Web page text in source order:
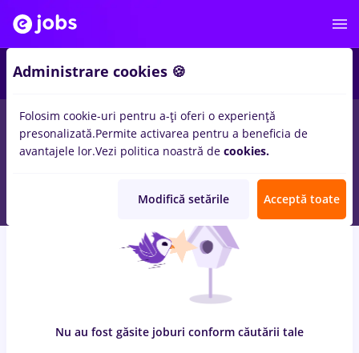
locuri de muncacu salarii cultura, Full timeinIasi (Iasi)
pentruEntry-Level (< 2 ani)inConstructii / Instalatii, Medicina
/ Sanatate
Nu au fost găsite joburi conform căutării tale
Administrare cookies 🍪
Folosim cookie-uri pentru a-ți oferi o experiență
presonalizată.Permite activarea pentru a beneficia de
avantajele lor.Vezi politica noastră de cookies.
Modifică setările Acceptă toate